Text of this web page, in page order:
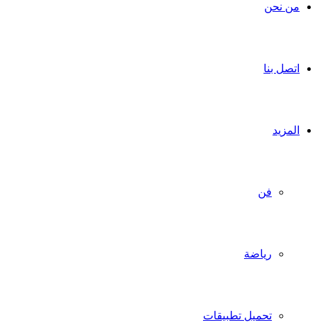
من نحن
اتصل بنا
المزيد
فن
رياضة
تحميل تطبيقات